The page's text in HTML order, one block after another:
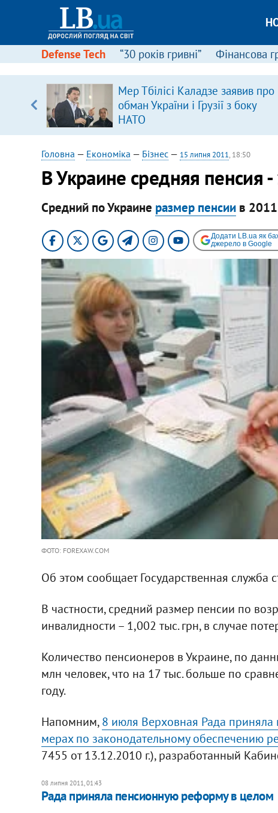
Defense Tech “30 років гривні” Фінансова
Мер Тбілісі Каладзе заявив про
обман України і Грузії з боку
НАТО
Головна — Економіка — Бізнес— 15 липня 2011, 18:50
В Украине средняя пенсия
Средний по Украине размер пенсиив 2011
Додати LB.ua як
джерело в Google
ФОТО: FOREXAW.COM
Об этом сообщает Государственная служба
В частности, средний размер пенсии по
инвалидности – 1,002 тыс. грн, в случае
Количество пенсионеров в Украине, по
млн человек, что на 17 тыс. больше по
году.
Напомним,8 июля Верховная Рада
мерах по законодательному обеспечению
7455 от 13.12.2010 г.), разработанный
08 липня 2011, 01:43
Рада приняла пенсионную реформу в целом